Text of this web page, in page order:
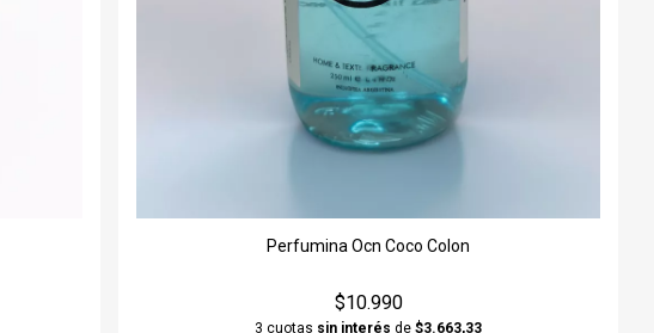
Perfumina Ocn Coco Colon
$10.990
3 cuotas sin interés de $3.663,33